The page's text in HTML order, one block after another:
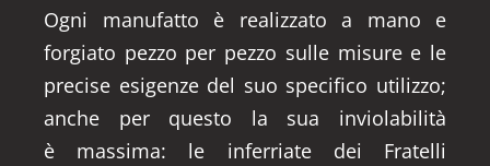
Ogni manufatto è realizzato a mano e
forgiato pezzo per pezzo sulle misure e le
precise esigenze del suo specifico utilizzo;
anche per questo la sua inviolabilità
è massima: le inferriate dei Fratelli